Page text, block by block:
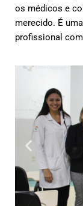
os médicos e
merecido. É
profissional